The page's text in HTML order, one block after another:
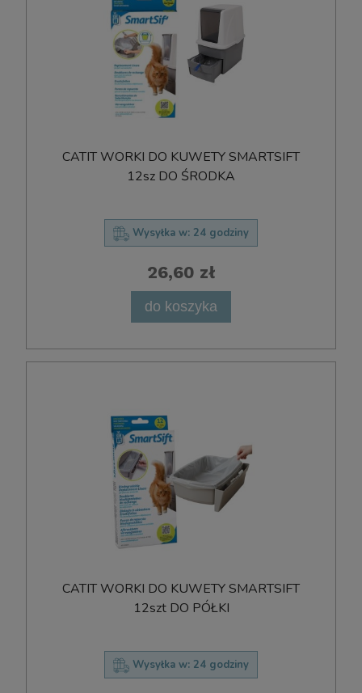
CATIT WORKI DO KUWETY SMARTSIFT
12sz DO ŚRODKA
Wysyłka w: 24 godziny
26,60 zł
do koszyka
CATIT WORKI DO KUWETY SMARTSIFT
12szt DO PÓŁKI
Wysyłka w: 24 godziny